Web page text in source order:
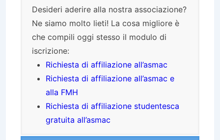
Desideri aderire alla nostra associazione?
Ne siamo molto lieti! La cosa migliore è
che compili oggi stesso il modulo di
iscrizione:
Richiesta di affiliazione all’asmac
Richiesta di affiliazione all’asmac e
alla FMH
Richiesta di affiliazione studentesca
gratuita all’asmac